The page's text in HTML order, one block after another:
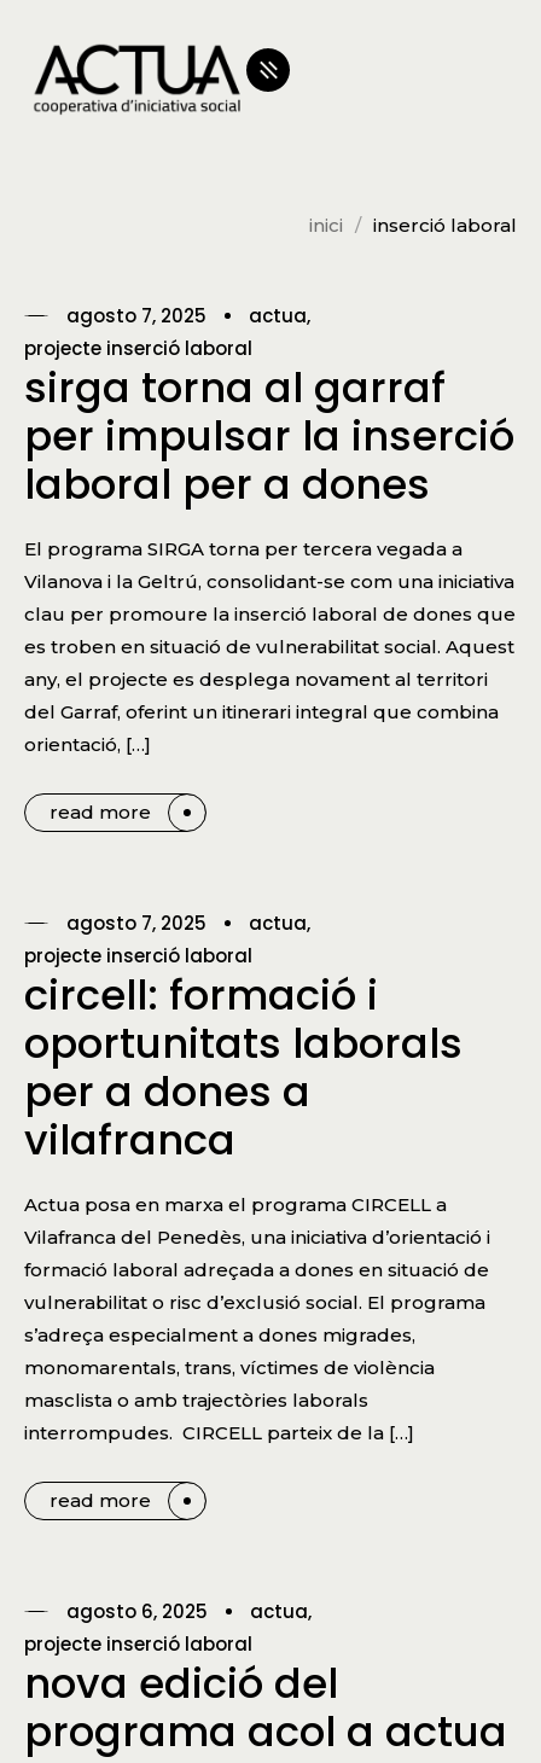
inici inserció laboral
agosto 7, 2025
actua
projecte inserció laboral
sirga torna al garraf
per impulsar la inserció
laboral per a dones
El programa SIRGA torna per tercera vegada a
Vilanova i la Geltrú, consolidant-se com una iniciativa
clau per promoure la inserció laboral de dones que
es troben en situació de vulnerabilitat social. Aquest
any, el projecte es desplega novament al territori
del Garraf, oferint un itinerari integral que combina
orientació, […]
read more
agosto 7, 2025
actua
projecte inserció laboral
circell: formació i
oportunitats laborals
per a dones a
vilafranca
Actua posa en marxa el programa CIRCELL a
Vilafranca del Penedès, una iniciativa d’orientació i
formació laboral adreçada a dones en situació de
vulnerabilitat o risc d’exclusió social. El programa
s’adreça especialment a dones migrades,
monomarentals, trans, víctimes de violència
masclista o amb trajectòries laborals
interrompudes. CIRCELL parteix de la […]
read more
agosto 6, 2025
actua
projecte inserció laboral
nova edició del
programa acol a actua